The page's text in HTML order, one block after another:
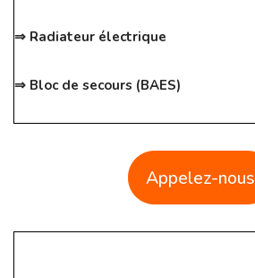
⇒ Radiateur électrique
⇒ Bloc de secours (BAES)
Appelez-nous